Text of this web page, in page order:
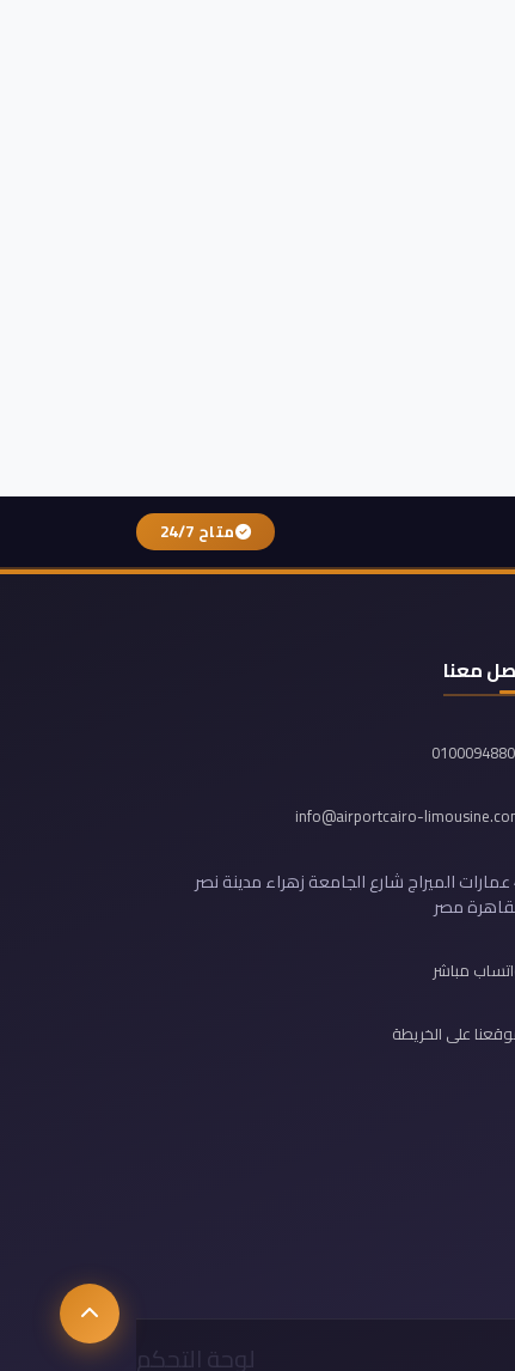
متاح 24/7
معنا
info@airportcairo-
4 عمارات الميراج شارع الجامعة زهراء مدينة نصر
مصر
مباشر
على الخريطة
لوحة التحكم